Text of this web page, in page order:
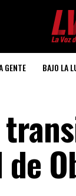
GENTE BAJO LA